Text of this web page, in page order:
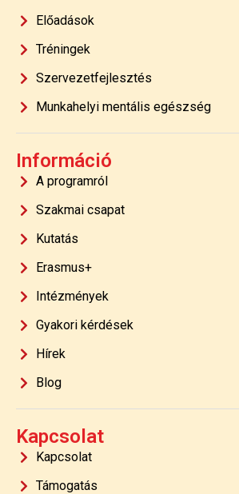
Előadások
Tréningek
Szervezetfejlesztés
Munkahelyi mentális egészség
Információ
A programról
Szakmai csapat
Kutatás
Erasmus+
Intézmények
Gyakori kérdések
Hírek
Blog
Kapcsolat
Kapcsolat
Támogatás